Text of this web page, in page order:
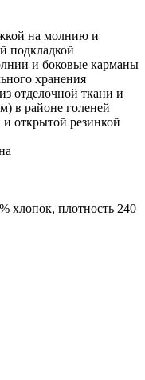
на молнию и
подкладкой
и боковые карманы
хранения
отделочной ткани и
в районе голеней
и открытой резинкой
хлопок, плотность 240